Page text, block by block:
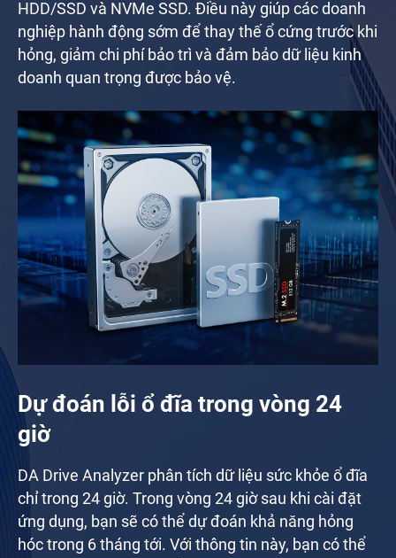
HDD/SSD và NVMe SSD. Điều này giúp các doanh
nghiệp hành động sớm để thay thế ổ cứng trước khi
hỏng, giảm chi phí bảo trì và đảm bảo dữ liệu kinh
doanh quan trọng được bảo vệ.
Dự đoán lỗi ổ đĩa trong vòng 24
giờ
DA Drive Analyzer phân tích dữ liệu sức khỏe ổ đĩa
chỉ trong 24 giờ. Trong vòng 24 giờ sau khi cài đặt
ứng dụng, bạn sẽ có thể dự đoán khả năng hỏng
hóc trong 6 tháng tới. Với thông tin này, bạn có thể